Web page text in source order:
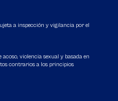
a inspección y vigilancia por el
violencia sexual y basada en
contrarios a los principios